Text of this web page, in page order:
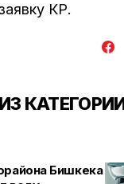
КР.
Бишкека